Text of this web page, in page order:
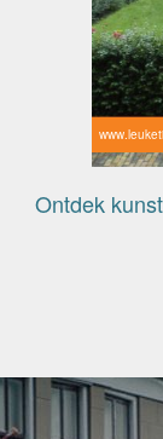
Ontdek